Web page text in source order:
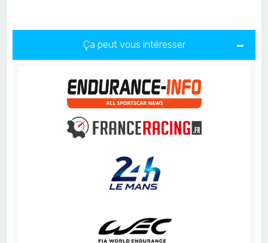
Ça peut vous intéresser